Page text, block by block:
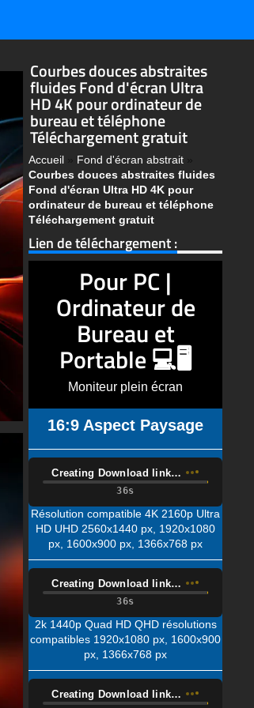
Courbes douces abstraites
fluides Fond d'écran Ultra
HD 4K pour ordinateur de
bureau et téléphone
Téléchargement gratuit
Accueil » Fond d'écran abstrait »
Courbes douces abstraites fluides
Fond d'écran Ultra HD 4K pour
ordinateur de bureau et téléphone
Téléchargement gratuit
Lien de téléchargement :
Pour PC |
Ordinateur de
Bureau et
Portable 💻🖥️
Moniteur plein écran
16:9 Aspect Paysage
Creating Download link…
Résolution compatible 4K 2160p Ultra
HD UHD 2560x1440 px, 1920x1080
px, 1600x900 px, 1366x768 px
Creating Download link…
2k 1440p Quad HD QHD résolutions
compatibles 1920x1080 px, 1600x900
px, 1366x768 px
Creating Download link…
Résolution compatible 1080p Full HD
(FHD) 1600x900 px, 1366x768 px